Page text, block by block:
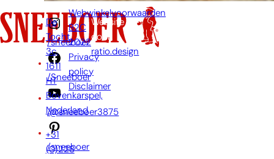
/sneeboer
/Sneeboer
/@sneeboer3875
/sneeboer
De
Tocht
3c,
1611
HT
Bovenkarspel,
Nederland
+31
(0)228
Webwinkelvoorwaarden
B2C
2022
Privacy
policy
Disclaimer
Website
door:
ratio.design